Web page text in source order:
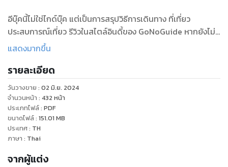
อีบุ๊คนี้ไม่ใช่ไกด์บุ๊ค แต่เป็นการสรุปวิธีการเดินทาง ที่เที่ยว
ประสบการณ์เที่ยว รีวิวในสไตล์อินดี้ของ GoNoGuide หากยังไม่
แน่ใจว่า GoNoGuide คืออะไร แนะนำให้ตรวจสอบได้ที่ยูทูปช่อง
www.gonoguide.com ที่รีวิวไว้แล้ว
แต่เนื่องจากพื้นที่ในเว็บไซต์มีจำกัด ภาพน้อย และข้อมูลอาจจะไม่
ต่อเนื่อง จึงได้รวบรวมและสรุปไว้ในรูปแบบอีบุ๊ค ทำตัวอักษรใหญ่
เพื่อสะดวกต่อการอ่าน
แสดงมากขึ้น
รายละเอียด
วันวางขาย : 02 มิ.ย. 2024
จำนวนหน้า : 432 หน้า
ประเภทไฟล์: PDF
ขนาดไฟล์: 151.01 MB
ประเทศ: TH
ภาษา : Thai
จากผู้แต่ง